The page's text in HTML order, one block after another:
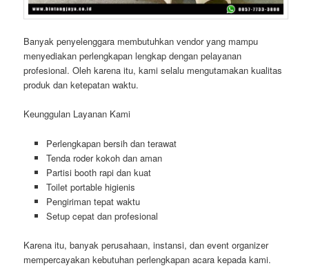
Banyak penyelenggara membutuhkan vendor yang mampu
menyediakan perlengkapan lengkap dengan pelayanan
profesional. Oleh karena itu, kami selalu mengutamakan kualitas
produk dan ketepatan waktu.
Keunggulan Layanan Kami
Perlengkapan bersih dan terawat
Tenda roder kokoh dan aman
Partisi booth rapi dan kuat
Toilet portable higienis
Pengiriman tepat waktu
Setup cepat dan profesional
Karena itu, banyak perusahaan, instansi, dan event organizer
mempercayakan kebutuhan perlengkapan acara kepada kami.